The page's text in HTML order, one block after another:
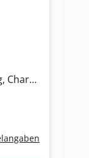
, Chardonnay